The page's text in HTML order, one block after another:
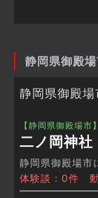
静岡県御殿
静岡県御殿場
【静岡県御殿場市】
二ノ岡神社
静岡県御殿場市
体験談：0件